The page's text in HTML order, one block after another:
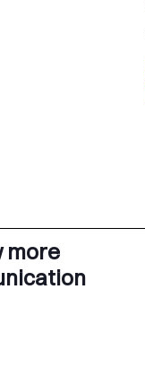
more